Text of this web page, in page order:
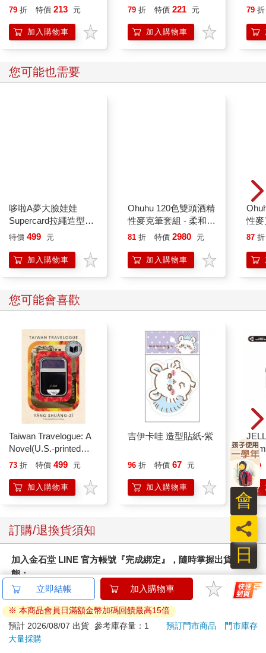
「光喝飲料好像挺單調的，『亞當的兒子』，最好是配些點
心，」女王過了一會兒表示，「你想吃什麼？」
「土耳其軟糖，麻煩妳了，陛下。」愛德蒙說。
緞帶的圓盒，裡面裝了好幾磅最高級的土耳其軟糖。每一塊軟糖
都甜美至極，鬆軟得入口即化，愛德蒙這輩子從來沒吃過這麼美
他的兄弟姊妹之外，沒有任何人知道納尼亞的事。她似乎對於他
們總共有四個人這件事特別感興趣，老是翻來覆去地問個不停。
「你確定你們剛好是四個人？」她問道，「不多不少，正好是兩
個『亞當的兒子』和兩個『夏娃的女兒』？」而塞了滿嘴土耳其
軟糖的愛德蒙只好不斷重複答道﹕「是呀，我已經告訴過妳
啦。」完全忘了要尊稱她為「陛下」，不過她現在好像也不怎麼
介意就是了。
最後愛德蒙終於把軟糖全都吃光，但他還是不死心地緊盯著空
打什麼主意，因為愛德蒙雖然不了解狀況，但她自然知道這些軟
以的話，甚至會一直吃到撐死為止。但她並沒有再多給他一些，
反而開口對他說：
「『亞當的兒子』，我很想見見你的兄弟姊妹。你可以帶他們來
看我嗎？」
「我試試看。」愛德蒙說，依然低頭望著那個空盒。
「你要是再到這兒來的話—自然是帶他們一起過來—我就可以再
多給你一些軟糖。我現在沒辦法給你，因為魔法只能生效一次。
要是在我自己家的話，那就不一樣了。」
「那我們為什麼不現在就去妳家？」愛德蒙說。在他剛踏上雪橇
的時候，他很擔心她會把他帶到某個不知名的地方，害他找不到
路回家，但他現在已經完全忘了要害怕。
「我家是個很棒的地方，」女王說，「我想你一定會喜歡的。那
裡有好幾個房間，專門用來放大堆大堆的軟糖。而且我沒有小
孩，所以我想要找個好男孩，把他當作王子撫養長大，等我死了
以後，他就可以繼任為納尼亞國王。等他當上王子以後，就可以
戴上金色的皇冠，成天享用永遠吃不完的土耳其軟糖；而你是我
見過最聰明、最英俊的一個年輕人。我很樂意立你為王儲—先不
「為什麼現在不行？」愛德蒙說。他的面孔漲得通紅，嘴巴和手
指都黏答答髒兮兮的。不管女王怎麼說，他看起來實在跟聰明英
俊完全扯不上關聯。
「喔，但我要是現在就帶你去的話，」她說，「我就見不到你的
兄弟姊妹啦。我真的很希望能認識你那些迷人的親戚。你會成為
王儲—過些日子以後—而且還可以繼任為國王；這你已經曉得
了。但你總得有些朝臣和貴族撐場面吧。我會封你的兄弟為公
79 折 特價 213 元
加入購物車
79 折 特價 221 元
加入購物車
誰
79 折
您可能也需要
哆啦A夢大臉娃娃
Supercard拉繩造型悠
遊卡【受託代銷】
特價 499 元
加入購物車
Ohuhu 120色雙頭酒精
性麥克筆套組 - 柔和色
系
81 折 特價 2980 元
加入購物車
性
87 折
您可能會喜歡
Taiwan Travelogue: A
Novel(U.S.-printed
edition)
73 折 特價 499 元
加入購物車
吉伊卡哇 造型貼紙-紫
96 折 特價 67 元
加入購物車
式耳
299
訂購/退換貨須知
加入金石堂 LINE 官方帳號『完成綁定』，隨時掌握出貨動
態：
立即結帳 加入購物車
※ 本商品會員日滿額金幣加碼回饋最高15倍
預計 2026/08/07 出貨 參考庫存量：1 預訂門市商品
門市庫存
大量採購
日
員
會